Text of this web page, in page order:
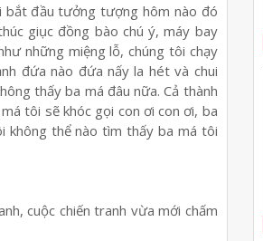
bắt đầu tưởng tượng hôm nào đó
giục đồng bào chú ý, máy bay
ưnhững miệng lỗ, chúng tôi chạy
nh đứa nào đứa nấy la hét và chui
thấy ba má đâu nữa. Cả thành
tôi sẽkhóc gọi con ơi con ơi, ba
không thểnào tìm thấy ba má tôi
cuộc chiến tranh vừa mới chấm